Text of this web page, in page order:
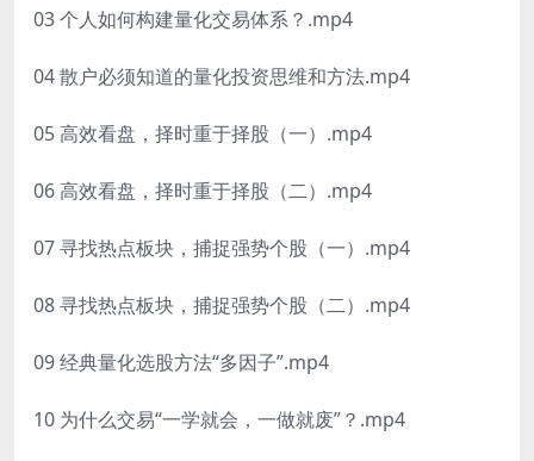
03 个人如何构建量化交易体系？.mp4
04 散户必须知道的量化投资思维和方法.mp4
05 高效看盘，择时重于择股（一）.mp4
06 高效看盘，择时重于择股（二）.mp4
07 寻找热点板块，捕捉强势个股（一）.mp4
08 寻找热点板块，捕捉强势个股（二）.mp4
09 经典量化选股方法“多因子”.mp4
10 为什么交易“一学就会，一做就废”？.mp4